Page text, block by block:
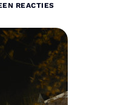
REACTIES